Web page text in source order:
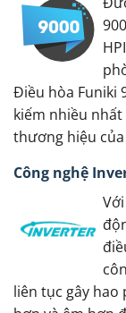
Điều hòa Funiki
kiếm nhiều
thương hiệu
Công nghệ
liên tục gây hao